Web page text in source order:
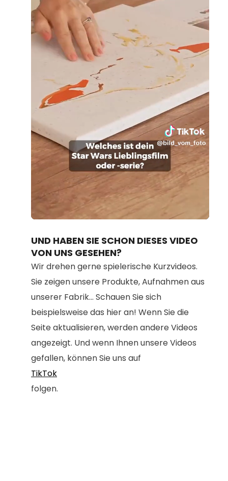
100.00%
UND HABEN SIE SCHON DIESES VIDEO
VON UNS GESEHEN?
Wir drehen gerne spielerische Kurzvideos.
Sie zeigen unsere Produkte, Aufnahmen aus
unserer Fabrik... Schauen Sie sich
beispielsweise das hier an! Wenn Sie die
Seite aktualisieren, werden andere Videos
angezeigt. Und wenn Ihnen unsere Videos
gefallen, können Sie uns auf
TikTok
folgen.